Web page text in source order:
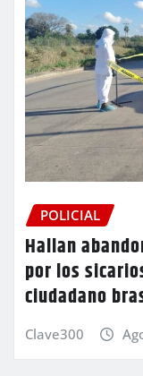
POLICIAL
Hallan
por los
ciudadano
Clave300